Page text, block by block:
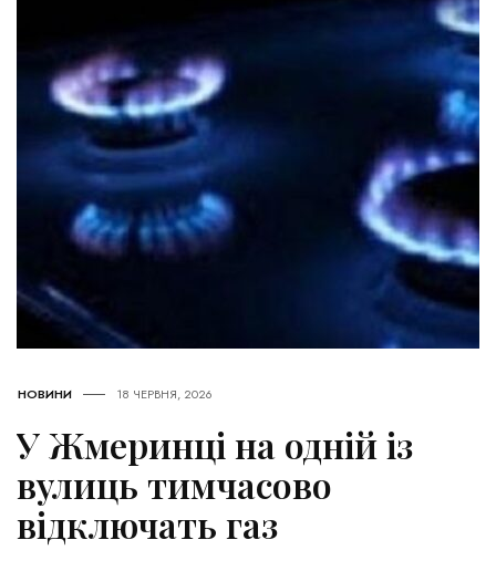
НОВИНИ 18 ЧЕРВНЯ, 2026
У Жмеринці на одній із
вулиць тимчасово
відключать газ